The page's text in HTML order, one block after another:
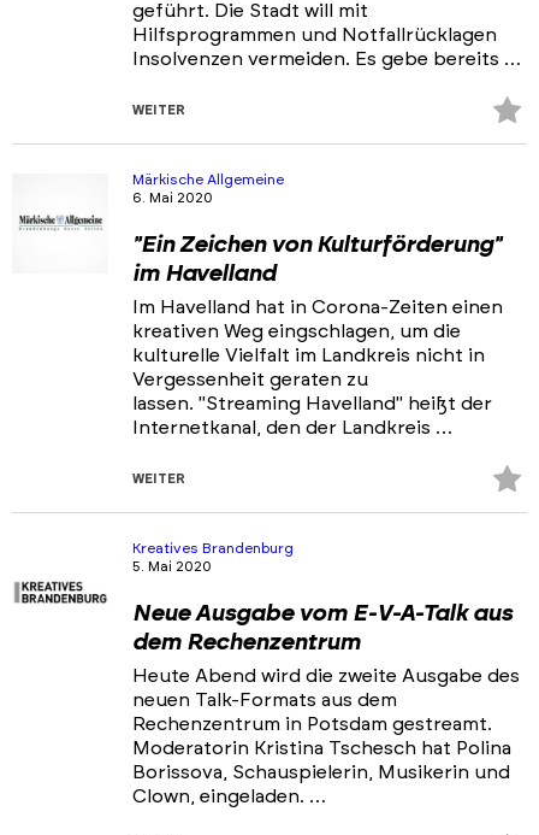
geführt. Die Stadt will mit
Hilfsprogrammen und Notfallrücklagen
Insolvenzen vermeiden. Es gebe bereits …
WEITER
Märkische Allgemeine
6. Mai 2020
"Ein Zeichen von Kulturförderung"
im Havelland
Im Havelland hat in Corona-Zeiten einen
kreativen Weg eingschlagen, um die
kulturelle Vielfalt im Landkreis nicht in
Vergessenheit geraten zu
lassen. "Streaming Havelland" heißt der
Internetkanal, den der Landkreis …
WEITER
Kreatives Brandenburg
5. Mai 2020
Neue Ausgabe vom E-V-A-Talk aus
dem Rechenzentrum
Heute Abend wird die zweite Ausgabe des
neuen Talk-Formats aus dem
Rechenzentrum in Potsdam gestreamt.
Moderatorin Kristina Tschesch hat Polina
Borissova, Schauspielerin, Musikerin und
Clown, eingeladen. …